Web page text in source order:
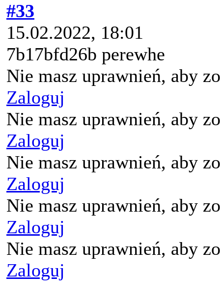
#33
15.02.2022, 18:01
7b17bfd26b perewhe
Nie masz uprawnień, aby
Zaloguj
Nie masz uprawnień, aby
Zaloguj
Nie masz uprawnień, aby
Zaloguj
Nie masz uprawnień, aby
Zaloguj
Nie masz uprawnień, aby
Zaloguj